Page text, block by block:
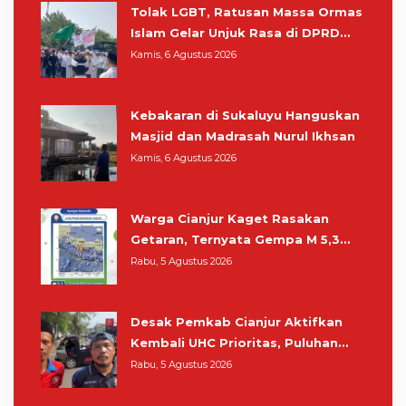
Tolak LGBT, Ratusan Massa Ormas
Islam Gelar Unjuk Rasa di DPRD
Cianjur
Kamis, 6 Agustus 2026
Kebakaran di Sukaluyu Hanguskan
Masjid dan Madrasah Nurul Ikhsan
Kamis, 6 Agustus 2026
Warga Cianjur Kaget Rasakan
Getaran, Ternyata Gempa M 5,3
Berpusat di Pangandaran
Rabu, 5 Agustus 2026
Desak Pemkab Cianjur Aktifkan
Kembali UHC Prioritas, Puluhan
Warga Unjuk Rasa di Pendopo
Rabu, 5 Agustus 2026